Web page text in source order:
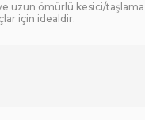
uzun ömürlü kesici/
için idealdir.